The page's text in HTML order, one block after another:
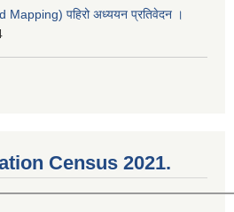
Mapping) पहिरो अध्ययन प्रतिवेदन ।
Census 2021.